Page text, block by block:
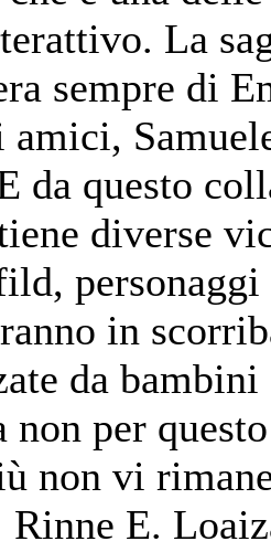
La
sempre di
amici,
da questo
diverse
in
da
non per
non vi
E.